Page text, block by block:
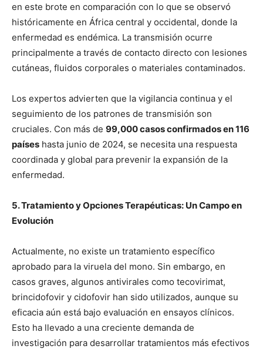
en este brote en comparación con lo que se observó
históricamente en África central y occidental, donde la
enfermedad es endémica. La transmisión ocurre
principalmente a través de contacto directo con lesiones
cutáneas, fluidos corporales o materiales contaminados.
Los expertos advierten que la vigilancia continua y el
seguimiento de los patrones de transmisión son
cruciales. Con más de 99,000 casos confirmados en 116
países hasta junio de 2024, se necesita una respuesta
coordinada y global para prevenir la expansión de la
enfermedad.
5. Tratamiento y Opciones Terapéuticas: Un Campo en
Evolución
Actualmente, no existe un tratamiento específico
aprobado para la viruela del mono. Sin embargo, en
casos graves, algunos antivirales como tecovirimat,
brincidofovir y cidofovir han sido utilizados, aunque su
eficacia aún está bajo evaluación en ensayos clínicos.
Esto ha llevado a una creciente demanda de
investigación para desarrollar tratamientos más efectivos